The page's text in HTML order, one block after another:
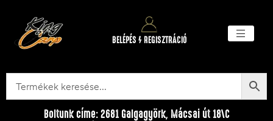
BELÉPÉS / REGISZTRÁCIÓ
Boltunk címe: 2681 Galgagyörk, Mácsai út 18\C